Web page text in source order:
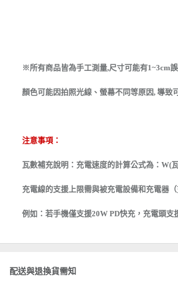
※所有商品皆為手工測量,尺寸可能有1~3cm誤
顏色可能因拍照光線、螢幕不同等原因, 導致
注意事項：
瓦數補充說明：充電速度的計算公式為：W(
充電線的支援上限需與被充電設備和充電器
例如：若手機僅支援20W PD快充，充電頭
配送與退換貨需知